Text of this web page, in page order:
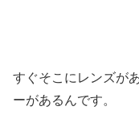
すぐそこにレンズが
ーがあるんです。